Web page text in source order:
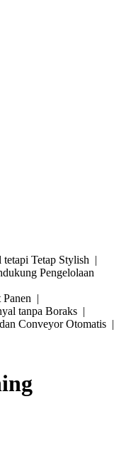
Tetap Stylish |
Pengelolaan
Panen |
tanpa Boraks |
Conveyor Otomatis |